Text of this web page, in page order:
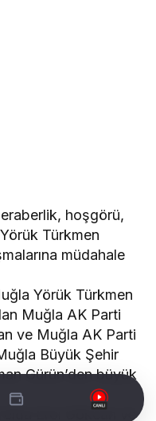
hoşgörü,
Türkmen
müdahale
Yörük Türkmen
Muğla AK Parti
ve Muğla AK Parti
Büyük Şehir
Gürün’den büyük
Erol Gökcan ve